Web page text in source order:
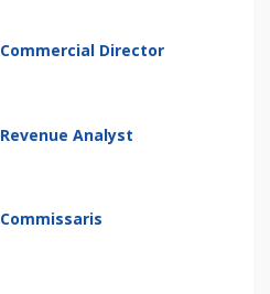
Commercial Director
Revenue Analyst
Commissaris